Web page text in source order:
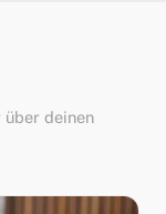
über deinen